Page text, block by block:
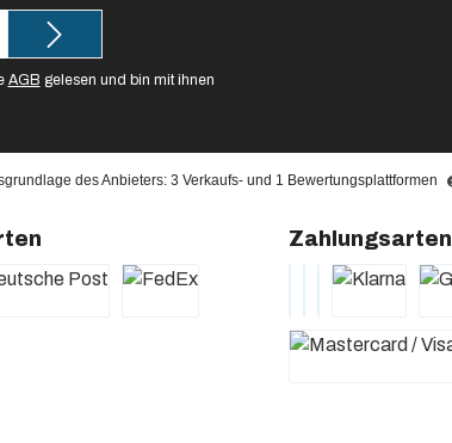
des Anbieters: 3 Verkaufs- und 1 Bewertungsplattformen
AGB gelesen und bin mit ihnen
Zahlungsarten